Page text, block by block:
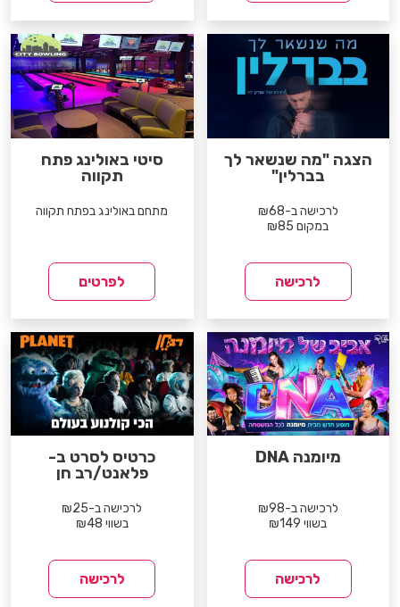
הצגה "מה שנשאר לך
בברלין"
לרכישה ב-₪68
במקום ₪85
לרכישה
סיטי באולינג פתח
תקווה
מתחם באולינג בפתח תקווה
לפרטים
מיומנה DNA
לרכישה ב-₪98
בשווי ₪149
לרכישה
כרטיס לסרט ב-
פלאנט/רב חן
לרכישה ב-₪25
בשווי ₪48
לרכישה